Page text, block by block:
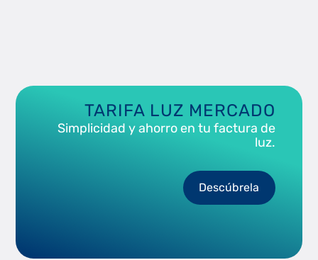
TARIFA LUZ MERCADO
Simplicidad y ahorro en tu factura de
luz.
Descúbrela